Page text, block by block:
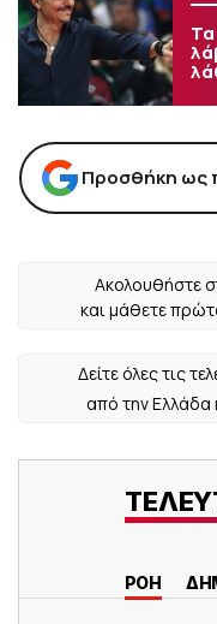
Τα
Προσθήκη ως
Ακολουθήστε
και μάθετε
Δείτε όλες τις
από την Ελλάδα
ΡΟΗ